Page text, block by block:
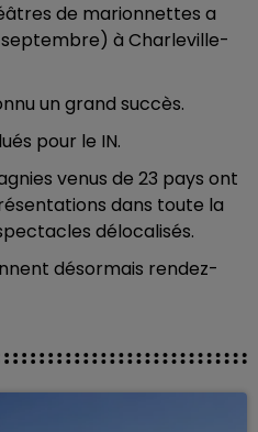
de marionnettes a
à Charleville-
un grand succès.
pour le IN.
venus de 23 pays ont
dans toute la
délocalisés.
désormais rendez-